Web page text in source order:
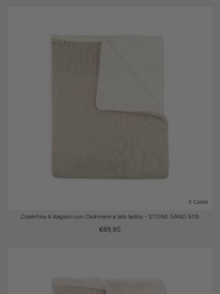
3 Colori
Copertina 4 stagioni con Cashmere e lato teddy - STONE SAND 505
€89,90